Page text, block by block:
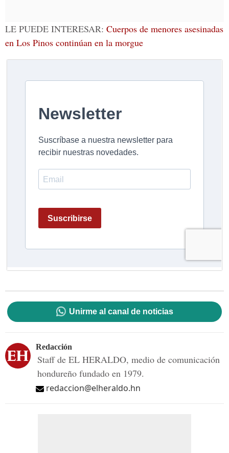
LE PUEDE INTERESAR: Cuerpos de menores asesinadas
en Los Pinos continúan en la morgue
Unirme al canal de noticias
Redacción
Staff de EL HERALDO, medio de comunicación
hondureño fundado en 1979.
redaccion@elheraldo.hn